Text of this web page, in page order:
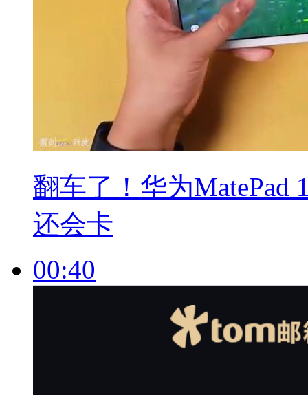
翻车了！华为MatePad
还会卡
00:40